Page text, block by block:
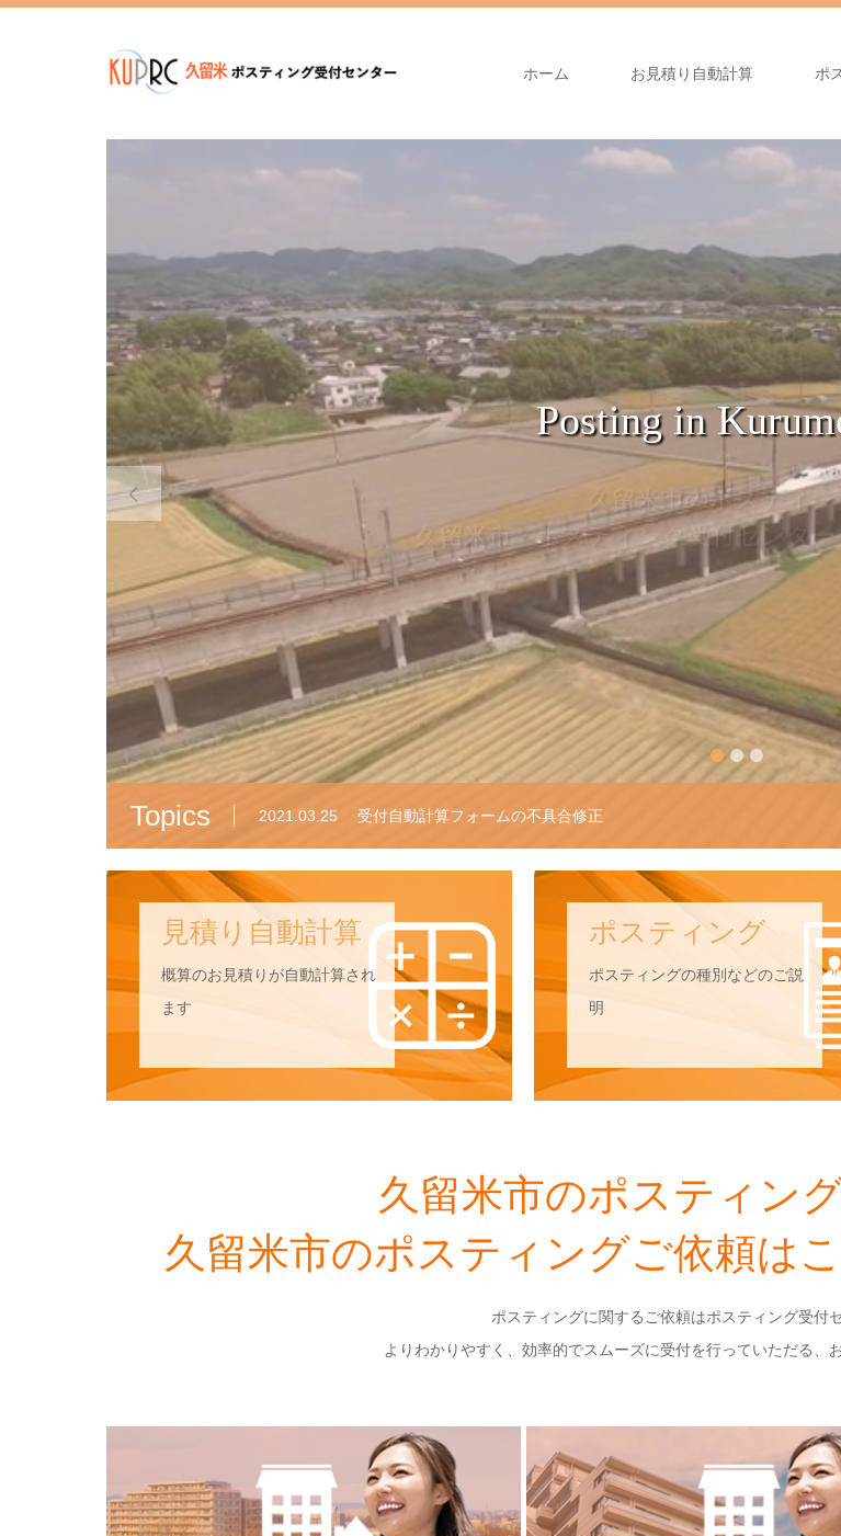
ホーム お見積り自動計算 ポ

Posting in
久留米市のポスティ
久留米市・ポスティング受付センタ
POSTING
1 2 3
Topics 2020.04.15 新型コロナウイルス(COVID-19)対応策 社内実施事項
2019.10.01 消費税法改正に伴う対応のお知らせ
2017.05.29 お見積り自動計算フォームの利用手順
久留米市・ポスティング受付センター開設のお知らせ
受付自動計算フォームの不具合修正
見積り自動計算
概算のお見積りが自動計算され
ます
ポスティング
ポスティングの種別などのご説
明
久留米市のポスティン
久留米市のポスティングご依頼は
ポスティングに関するご依頼はポスティング受付
よりわかりやすく、効率的でスムーズに受付を行っていただる、